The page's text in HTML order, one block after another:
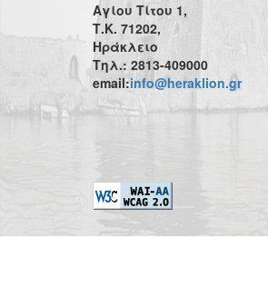
Αγίου Τίτου 1,
Τ.Κ. 71202,
Ηράκλειο
Τηλ.: 2813-409000
email:info@heraklion.gr